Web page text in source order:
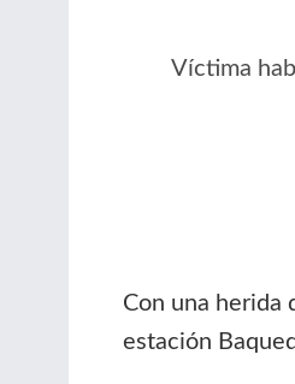
Víctima
Con una herida
estación